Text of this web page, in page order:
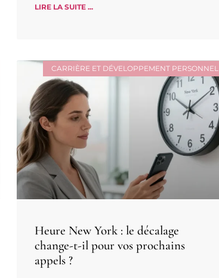
LIRE LA SUITE ...
CARRIÈRE ET DÉVELOPPEMENT PERSONNEL
Heure New York : le décalage
change-t-il pour vos prochains
appels ?